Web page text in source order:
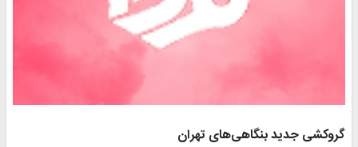
جدید بنگاهی‌های تهران